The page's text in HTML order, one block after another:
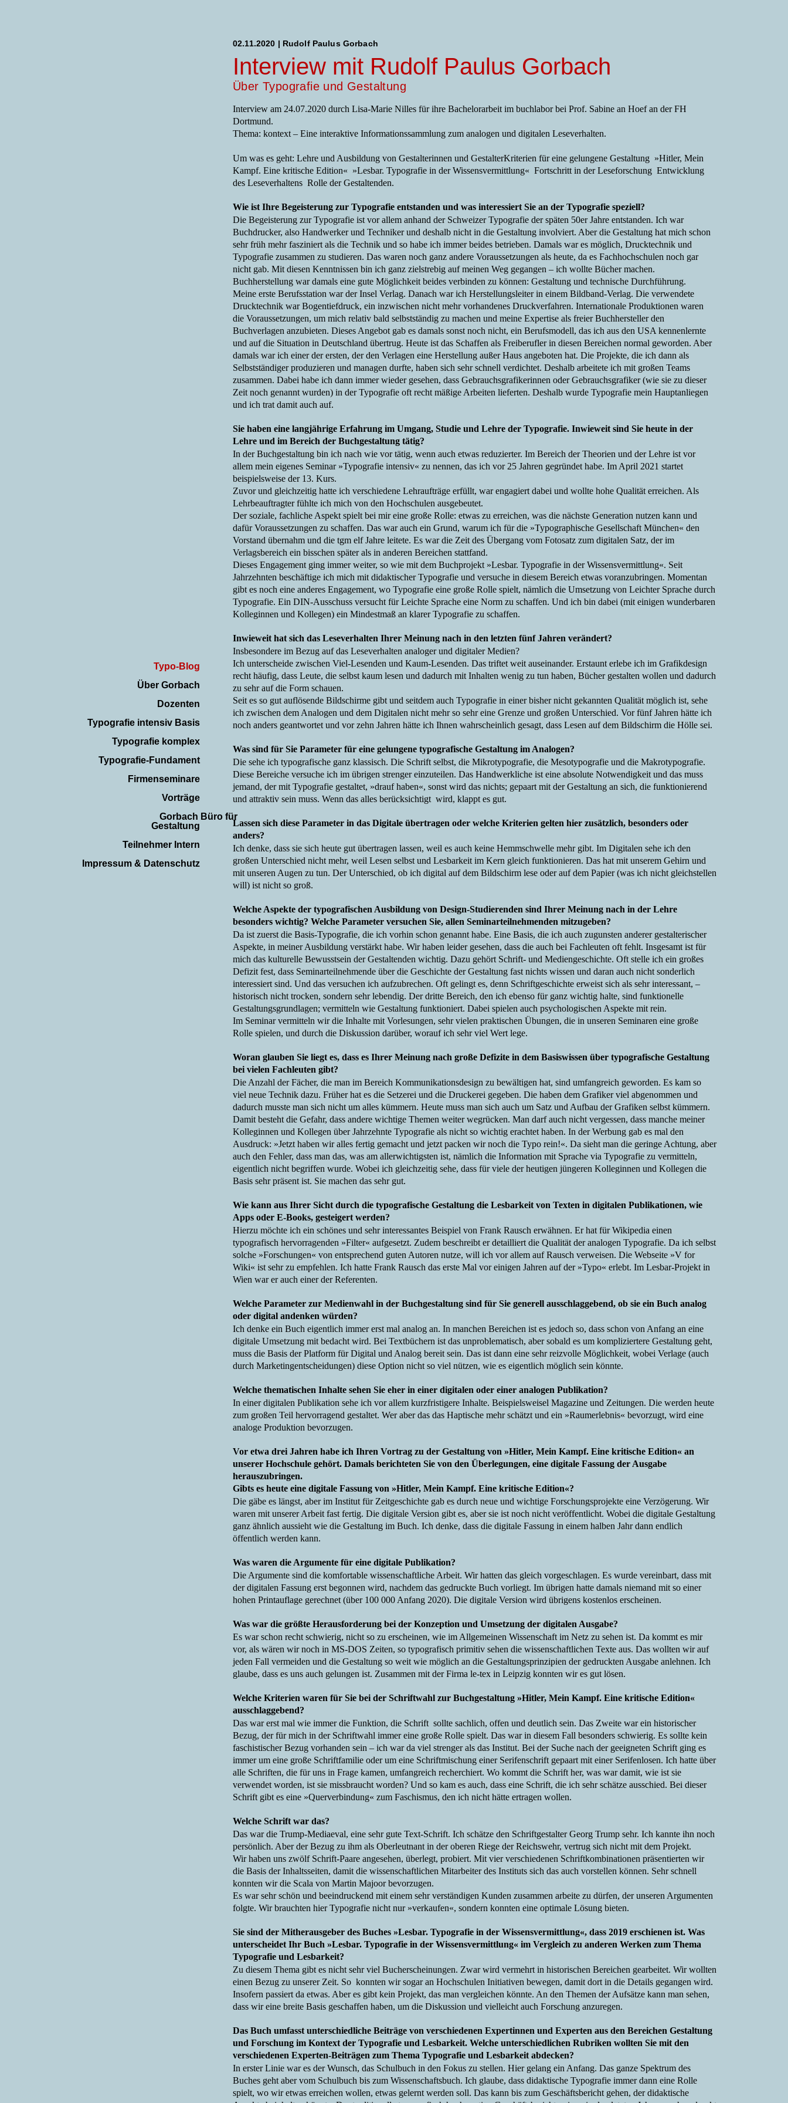
Typo-Blog
Über Gorbach
Dozenten
Typografie intensiv Basis
Typografie komplex
Typografie-Fundament
Firmenseminare
Vorträge
Gorbach Büro für
Gestaltung
Teilnehmer Intern
Impressum & Datenschutz
02.11.2020 | Rudolf Paulus Gorbach
Interview mit Rudolf Paulus Gorbach
Über Typografie und Gestaltung
Interview am 24.07.2020 durch Lisa-Marie Nilles für ihre Bachelorarbeit im buchlabor bei Prof. Sabine an Hoef an der FH
Dortmund.
Thema: kontext – Eine interaktive Informationssammlung zum analogen und digitalen Leseverhalten.
Um was es geht: Lehre und Ausbildung von Gestalterinnen und GestalterKriterien für eine gelungene Gestaltung »Hitler, Mein
Kampf. Eine kritische Edition« »Lesbar. Typografie in der Wissensvermittlung« Fortschritt in der Leseforschung Entwicklung
des Leseverhaltens Rolle der Gestaltenden.
Wie ist Ihre Begeisterung zur Typografie entstanden und was interessiert Sie an der Typografie speziell?
Die Begeisterung zur Typografie ist vor allem anhand der Schweizer Typografie der späten 50er Jahre entstanden. Ich war
Buchdrucker, also Handwerker und Techniker und deshalb nicht in die Gestaltung involviert. Aber die Gestaltung hat mich schon
sehr früh mehr fasziniert als die Technik und so habe ich immer beides betrieben. Damals war es möglich, Drucktechnik und
Typografie zusammen zu studieren. Das waren noch ganz andere Voraussetzungen als heute, da es Fachhochschulen noch gar
nicht gab. Mit diesen Kenntnissen bin ich ganz zielstrebig auf meinen Weg gegangen – ich wollte Bücher machen.
Buchherstellung war damals eine gute Möglichkeit beides verbinden zu können: Gestaltung und technische Durchführung.
Meine erste Berufsstation war der Insel Verlag. Danach war ich Herstellungsleiter in einem Bildband-Verlag. Die verwendete
Drucktechnik war Bogentiefdruck, ein inzwischen nicht mehr vorhandenes Druckverfahren. Internationale Produktionen waren
die Voraussetzungen, um mich relativ bald selbstständig zu machen und meine Expertise als freier Buchhersteller den
Buchverlagen anzubieten. Dieses Angebot gab es damals sonst noch nicht, ein Berufsmodell, das ich aus den USA kennenlernte
und auf die Situation in Deutschland übertrug. Heute ist das Schaffen als Freiberufler in diesen Bereichen normal geworden. Aber
damals war ich einer der ersten, der den Verlagen eine Herstellung außer Haus angeboten hat. Die Projekte, die ich dann als
Selbstständiger produzieren und managen durfte, haben sich sehr schnell verdichtet. Deshalb arbeitete ich mit großen Teams
zusammen. Dabei habe ich dann immer wieder gesehen, dass Gebrauchsgrafikerinnen oder Gebrauchsgrafiker (wie sie zu dieser
Zeit noch genannt wurden) in der Typografie oft recht mäßige Arbeiten lieferten. Deshalb wurde Typografie mein Hauptanliegen
und ich trat damit auch auf.
Sie haben eine langjährige Erfahrung im Umgang, Studie und Lehre der Typografie. Inwieweit sind Sie heute in der
Lehre und im Bereich der Buchgestaltung tätig?
In der Buchgestaltung bin ich nach wie vor tätig, wenn auch etwas reduzierter. Im Bereich der Theorien und der Lehre ist vor
allem mein eigenes Seminar »Typografie intensiv« zu nennen, das ich vor 25 Jahren gegründet habe. Im April 2021 startet
beispielsweise der 13. Kurs.
Zuvor und gleichzeitig hatte ich verschiedene Lehraufträge erfüllt, war engagiert dabei und wollte hohe Qualität erreichen. Als
Lehrbeauftragter fühlte ich mich von den Hochschulen ausgebeutet.
Der soziale, fachliche Aspekt spielt bei mir eine große Rolle: etwas zu erreichen, was die nächste Generation nutzen kann und
dafür Voraussetzungen zu schaffen. Das war auch ein Grund, warum ich für die »Typographische Gesellschaft München« den
Vorstand übernahm und die tgm elf Jahre leitete. Es war die Zeit des Übergang vom Fotosatz zum digitalen Satz, der im
Verlagsbereich ein bisschen später als in anderen Bereichen stattfand.
Dieses Engagement ging immer weiter, so wie mit dem Buchprojekt »Lesbar. Typografie in der Wissensvermittlung«. Seit
Jahrzehnten beschäftige ich mich mit didaktischer Typografie und versuche in diesem Bereich etwas voranzubringen. Momentan
gibt es noch eine anderes Engagement, wo Typografie eine große Rolle spielt, nämlich die Umsetzung von Leichter Sprache durch
Typografie. Ein DIN-Ausschuss versucht für Leichte Sprache eine Norm zu schaffen. Und ich bin dabei (mit einigen wunderbaren
Kolleginnen und Kollegen) ein Mindestmaß an klarer Typografie zu schaffen.
Inwieweit hat sich das Leseverhalten Ihrer Meinung nach in den letzten fünf Jahren verändert?
Insbesondere im Bezug auf das Leseverhalten analoger und digitaler Medien?
Ich unterscheide zwischen Viel-Lesenden und Kaum-Lesenden. Das triftet weit auseinander. Erstaunt erlebe ich im Grafikdesign
recht häufig, dass Leute, die selbst kaum lesen und dadurch mit Inhalten wenig zu tun haben, Bücher gestalten wollen und dadurch
zu sehr auf die Form schauen.
Seit es so gut auflösende Bildschirme gibt und seitdem auch Typografie in einer bisher nicht gekannten Qualität möglich ist, sehe
ich zwischen dem Analogen und dem Digitalen nicht mehr so sehr eine Grenze und großen Unterschied. Vor fünf Jahren hätte ich
noch anders geantwortet und vor zehn Jahren hätte ich Ihnen wahrscheinlich gesagt, dass Lesen auf dem Bildschirm die Hölle sei.
Was sind für Sie Parameter für eine gelungene typografische Gestaltung im Analogen?
Die sehe ich typografische ganz klassisch. Die Schrift selbst, die Mikrotypografie, die Mesotypografie und die Makrotypografie.
Diese Bereiche versuche ich im übrigen strenger einzuteilen. Das Handwerkliche ist eine absolute Notwendigkeit und das muss
jemand, der mit Typografie gestaltet, »drauf haben«, sonst wird das nichts; gepaart mit der Gestaltung an sich, die funktionierend
und attraktiv sein muss. Wenn das alles berücksichtigt wird, klappt es gut.
Lassen sich diese Parameter in das Digitale übertragen oder welche Kriterien gelten hier zusätzlich, besonders oder
anders?
Ich denke, dass sie sich heute gut übertragen lassen, weil es auch keine Hemmschwelle mehr gibt. Im Digitalen sehe ich den
großen Unterschied nicht mehr, weil Lesen selbst und Lesbarkeit im Kern gleich funktionieren. Das hat mit unserem Gehirn und
mit unseren Augen zu tun. Der Unterschied, ob ich digital auf dem Bildschirm lese oder auf dem Papier (was ich nicht gleichstellen
will) ist nicht so groß.
Welche Aspekte der typografischen Ausbildung von Design-Studierenden sind Ihrer Meinung nach in der Lehre
besonders wichtig? Welche Parameter versuchen Sie, allen Seminarteilnehmenden mitzugeben?
Da ist zuerst die Basis-Typografie, die ich vorhin schon genannt habe. Eine Basis, die ich auch zugunsten anderer gestalterischer
Aspekte, in meiner Ausbildung verstärkt habe. Wir haben leider gesehen, dass die auch bei Fachleuten oft fehlt. Insgesamt ist für
mich das kulturelle Bewusstsein der Gestaltenden wichtig. Dazu gehört Schrift- und Mediengeschichte. Oft stelle ich ein großes
Defizit fest, dass Seminarteilnehmende über die Geschichte der Gestaltung fast nichts wissen und daran auch nicht sonderlich
interessiert sind. Und das versuchen ich aufzubrechen. Oft gelingt es, denn Schriftgeschichte erweist sich als sehr interessant, –
historisch nicht trocken, sondern sehr lebendig. Der dritte Bereich, den ich ebenso für ganz wichtig halte, sind funktionelle
Gestaltungsgrundlagen; vermitteln wie Gestaltung funktioniert. Dabei spielen auch psychologischen Aspekte mit rein.
Im Seminar vermitteln wir die Inhalte mit Vorlesungen, sehr vielen praktischen Übungen, die in unseren Seminaren eine große
Rolle spielen, und durch die Diskussion darüber, worauf ich sehr viel Wert lege.
Woran glauben Sie liegt es, dass es Ihrer Meinung nach große Defizite in dem Basiswissen über typografische Gestaltung
bei vielen Fachleuten gibt?
Die Anzahl der Fächer, die man im Bereich Kommunikationsdesign zu bewältigen hat, sind umfangreich geworden. Es kam so
viel neue Technik dazu. Früher hat es die Setzerei und die Druckerei gegeben. Die haben dem Grafiker viel abgenommen und
dadurch musste man sich nicht um alles kümmern. Heute muss man sich auch um Satz und Aufbau der Grafiken selbst kümmern.
Damit besteht die Gefahr, dass andere wichtige Themen weiter wegrücken. Man darf auch nicht vergessen, dass manche meiner
Kolleginnen und Kollegen über Jahrzehnte Typografie als nicht so wichtig erachtet haben. In der Werbung gab es mal den
Ausdruck: »Jetzt haben wir alles fertig gemacht und jetzt packen wir noch die Typo rein!«. Da sieht man die geringe Achtung, aber
auch den Fehler, dass man das, was am allerwichtigsten ist, nämlich die Information mit Sprache via Typografie zu vermitteln,
eigentlich nicht begriffen wurde. Wobei ich gleichzeitig sehe, dass für viele der heutigen jüngeren Kolleginnen und Kollegen die
Basis sehr präsent ist. Sie machen das sehr gut.
Wie kann aus Ihrer Sicht durch die typografische Gestaltung die Lesbarkeit von Texten in digitalen Publikationen, wie
Apps oder E-Books, gesteigert werden?
Hierzu möchte ich ein schönes und sehr interessantes Beispiel von Frank Rausch erwähnen. Er hat für Wikipedia einen
typografisch hervorragenden »Filter« aufgesetzt. Zudem beschreibt er detailliert die Qualität der analogen Typografie. Da ich selbst
solche »Forschungen« von entsprechend guten Autoren nutze, will ich vor allem auf Rausch verweisen. Die Webseite »V for
Wiki« ist sehr zu empfehlen. Ich hatte Frank Rausch das erste Mal vor einigen Jahren auf der »Typo« erlebt. Im Lesbar-Projekt in
Wien war er auch einer der Referenten.
Welche Parameter zur Medienwahl in der Buchgestaltung sind für Sie generell ausschlaggebend, ob sie ein Buch analog
oder digital andenken würden?
Ich denke ein Buch eigentlich immer erst mal analog an. In manchen Bereichen ist es jedoch so, dass schon von Anfang an eine
digitale Umsetzung mit bedacht wird. Bei Textbüchern ist das unproblematisch, aber sobald es um kompliziertere Gestaltung geht,
muss die Basis der Platform für Digital und Analog bereit sein. Das ist dann eine sehr reizvolle Möglichkeit, wobei Verlage (auch
durch Marketingentscheidungen) diese Option nicht so viel nützen, wie es eigentlich möglich sein könnte.
Welche thematischen Inhalte sehen Sie eher in einer digitalen oder einer analogen Publikation?
In einer digitalen Publikation sehe ich vor allem kurzfristigere Inhalte. Beispielsweisel Magazine und Zeitungen. Die werden heute
zum großen Teil hervorragend gestaltet. Wer aber das das Haptische mehr schätzt und ein »Raumerlebnis« bevorzugt, wird eine
analoge Produktion bevorzugen.
Vor etwa drei Jahren habe ich Ihren Vortrag zu der Gestaltung von »Hitler, Mein Kampf. Eine kritische Edition« an
unserer Hochschule gehört. Damals berichteten Sie von den Überlegungen, eine digitale Fassung der Ausgabe
herauszubringen.
Gibts es heute eine digitale Fassung von »Hitler, Mein Kampf. Eine kritische Edition«?
Die gäbe es längst, aber im Institut für Zeitgeschichte gab es durch neue und wichtige Forschungsprojekte eine Verzögerung. Wir
waren mit unserer Arbeit fast fertig. Die digitale Version gibt es, aber sie ist noch nicht veröffentlicht. Wobei die digitale Gestaltung
ganz ähnlich aussieht wie die Gestaltung im Buch. Ich denke, dass die digitale Fassung in einem halben Jahr dann endlich
öffentlich werden kann.
Was waren die Argumente für eine digitale Publikation?
Die Argumente sind die komfortable wissenschaftliche Arbeit. Wir hatten das gleich vorgeschlagen. Es wurde vereinbart, dass mit
der digitalen Fassung erst begonnen wird, nachdem das gedruckte Buch vorliegt. Im übrigen hatte damals niemand mit so einer
hohen Printauflage gerechnet (über 100 000 Anfang 2020). Die digitale Version wird übrigens kostenlos erscheinen.
Was war die größte Herausforderung bei der Konzeption und Umsetzung der digitalen Ausgabe?
Es war schon recht schwierig, nicht so zu erscheinen, wie im Allgemeinen Wissenschaft im Netz zu sehen ist. Da kommt es mir
vor, als wären wir noch in MS-DOS Zeiten, so typografisch primitiv sehen die wissenschaftlichen Texte aus. Das wollten wir auf
jeden Fall vermeiden und die Gestaltung so weit wie möglich an die Gestaltungsprinzipien der gedruckten Ausgabe anlehnen. Ich
glaube, dass es uns auch gelungen ist. Zusammen mit der Firma le-tex in Leipzig konnten wir es gut lösen.
Welche Kriterien waren für Sie bei der Schriftwahl zur Buchgestaltung »Hitler, Mein Kampf. Eine kritische Edition«
ausschlaggebend?
Das war erst mal wie immer die Funktion, die Schrift sollte sachlich, offen und deutlich sein. Das Zweite war ein historischer
Bezug, der für mich in der Schriftwahl immer eine große Rolle spielt. Das war in diesem Fall besonders schwierig. Es sollte kein
faschistischer Bezug vorhanden sein – ich war da viel strenger als das Institut. Bei der Suche nach der geeigneten Schrift ging es
immer um eine große Schriftfamilie oder um eine Schriftmischung einer Serifenschrift gepaart mit einer Serifenlosen. Ich hatte über
alle Schriften, die für uns in Frage kamen, umfangreich recherchiert. Wo kommt die Schrift her, was war damit, wie ist sie
verwendet worden, ist sie missbraucht worden? Und so kam es auch, dass eine Schrift, die ich sehr schätze ausschied. Bei dieser
Schrift gibt es eine »Querverbindung« zum Faschismus, den ich nicht hätte ertragen wollen.
Welche Schrift war das?
Das war die Trump-Mediaeval, eine sehr gute Text-Schrift. Ich schätze den Schriftgestalter Georg Trump sehr. Ich kannte ihn noch
persönlich. Aber der Bezug zu ihm als Oberleutnant in der oberen Riege der Reichswehr, vertrug sich nicht mit dem Projekt.
Wir haben uns zwölf Schrift-Paare angesehen, überlegt, probiert. Mit vier verschiedenen Schriftkombinationen präsentierten wir
die Basis der Inhaltsseiten, damit die wissenschaftlichen Mitarbeiter des Instituts sich das auch vorstellen können. Sehr schnell
konnten wir die Scala von Martin Majoor bevorzugen.
Es war sehr schön und beeindruckend mit einem sehr verständigen Kunden zusammen arbeite zu dürfen, der unseren Argumenten
folgte. Wir brauchten hier Typografie nicht nur »verkaufen«, sondern konnten eine optimale Lösung bieten.
Sie sind der Mitherausgeber des Buches »Lesbar. Typografie in der Wissensvermittlung«, dass 2019 erschienen ist. Was
unterscheidet Ihr Buch »Lesbar. Typografie in der Wissensvermittlung« im Vergleich zu anderen Werken zum Thema
Typografie und Lesbarkeit?
Zu diesem Thema gibt es nicht sehr viel Bucherscheinungen. Zwar wird vermehrt in historischen Bereichen gearbeitet. Wir wollten
einen Bezug zu unserer Zeit. So konnten wir sogar an Hochschulen Initiativen bewegen, damit dort in die Details gegangen wird.
Insofern passiert da etwas. Aber es gibt kein Projekt, das man vergleichen könnte. An den Themen der Aufsätze kann man sehen,
dass wir eine breite Basis geschaffen haben, um die Diskussion und vielleicht auch Forschung anzuregen.
Das Buch umfasst unterschiedliche Beiträge von verschiedenen Expertinnen und Experten aus den Bereichen Gestaltung
und Forschung im Kontext der Typografie und Lesbarkeit. Welche unterschiedlichen Rubriken wollten Sie mit den
verschiedenen Experten-Beiträgen zum Thema Typografie und Lesbarkeit abdecken?
In erster Linie war es der Wunsch, das Schulbuch in den Fokus zu stellen. Hier gelang ein Anfang. Das ganze Spektrum des
Buches geht aber vom Schulbuch bis zum Wissenschaftsbuch. Ich glaube, dass didaktische Typografie immer dann eine Rolle
spielt, wo wir etwas erreichen wollen, etwas gelernt werden soll. Das kann bis zum Geschäftsbericht gehen, der didaktische